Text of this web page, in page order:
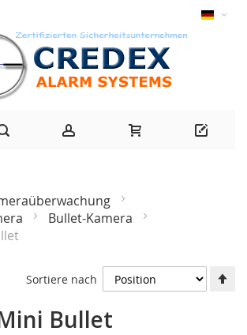
Bullet-Kamera
Bullet
Sortiere nach